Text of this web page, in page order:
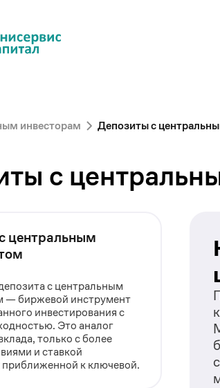
инвесторам Депозиты с
с
центральным
с центральным
— биржевой инструмент
инвестирования с
Это аналог
только с более
и ставкой
к ключевой.